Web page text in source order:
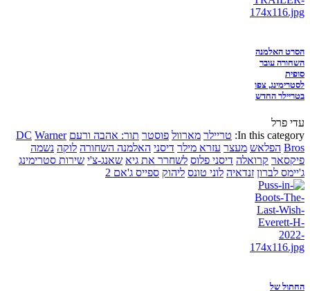
הסרט האלמנה
השחורה עובר
סופית
לסטרימינג, צפו
בטריילר החדש
עדי פרל
In this category: טריילר מארוול פוסטר תור: אהבה ורעם DC Warner
Bros הפלאש מעצר עזרא מילר דיסני האלמנה השחורה לוקה נשמה
פיקסאר קרואלה דיסני פלוס לשחרר את גיא שאנג-צ'י שירות סטרימינג
ג'יימס לברון זנדאיה לוני טונס ליהוק ספייס ג'אם 2
החתול של